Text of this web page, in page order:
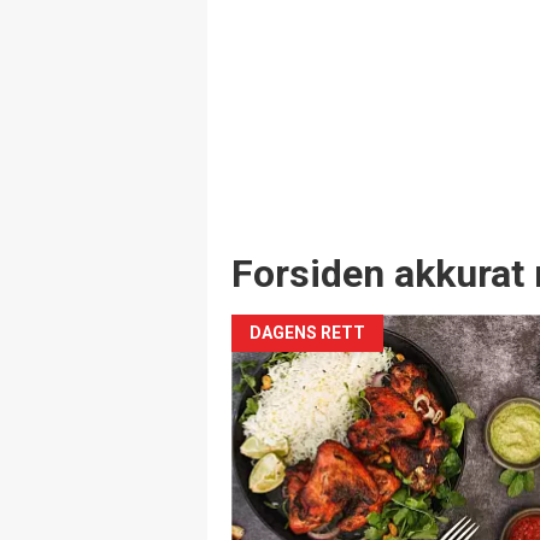
Forsiden akkurat
DAGENS RETT